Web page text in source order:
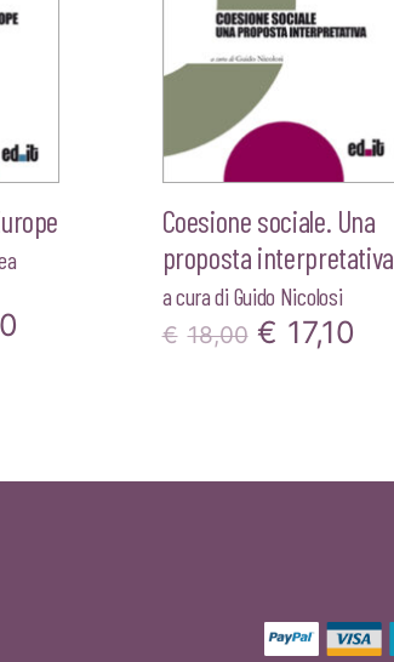
Coesione sociale. Una
proposta interpretativa
a cura di Guido Nicolosi
€ 18,00 Il
€ 17,10